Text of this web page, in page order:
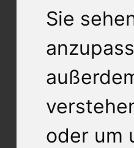
Sie
oder um